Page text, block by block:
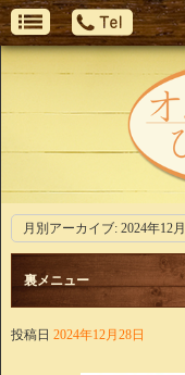
月別アーカイブ: 2024年12月
裏メニュー
投稿日 2024年12月28日